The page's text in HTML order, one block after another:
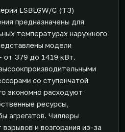
LSBLGW/C (ТЗ)
предназначены для
температурах наружного
модели
от 379 до 1419 кВт.
со ступенчатой
экономно расходуют
ресурсы,
агрегатов. Чиллеры
и возгорания из-за